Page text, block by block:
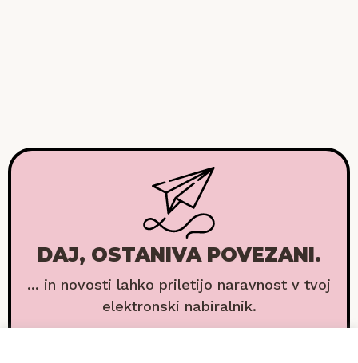
DAJ, OSTANIVA POVEZANI.
... in novosti lahko priletijo naravnost v tvoj
elektronski nabiralnik.